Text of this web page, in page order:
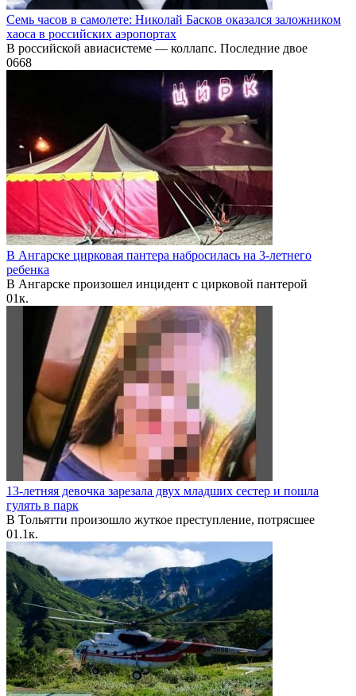
Семь часов в самолете: Николай Басков оказался заложником
хаоса в российских аэропортах
В российской авиасистеме — коллапс. Последние двое
0668
В Ангарске цирковая пантера набросилась на 3-летнего
ребенка
В Ангарске произошел инцидент с цирковой пантерой
01к.
13-летняя девочка зарезала двух младших сестер и пошла
гулять в парк
В Тольятти произошло жуткое преступление, потрясшее
01.1к.